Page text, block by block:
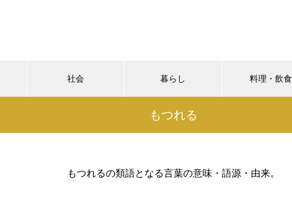
社会 暮らし 料理・飲食
もつれる
もつれるの類語となる言葉の意味・語源・由来。